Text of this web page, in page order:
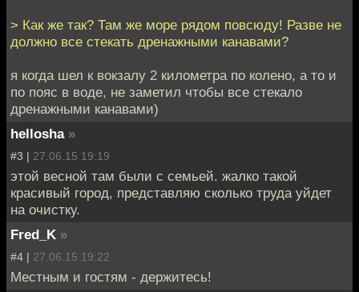
> Как же так? Там же море рядом повсюду! Разве не
должно все стекать дренажными канавами?
я когда шел к вокзалу 2 километра по колено, а то и
по пояс в воде, не заметил чтобы все стекало
дренажными канавами)
hellosha »
#3 | 27.06.15 19:19
этой весной там были с семьей. жалко такой
красивый город, представляю сколько труда уйдет
на очистку.
Fred_K »
#4 | 27.06.15 19:22
Местным и гостям - держитесь!